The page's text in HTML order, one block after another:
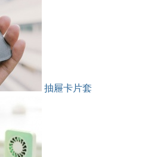
抽屜卡片套